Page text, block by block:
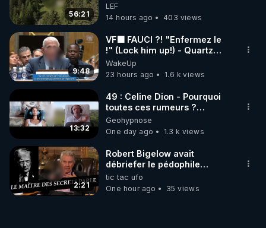
accompagnés…
56:21
survivre à la fin du monde
LEF
14 hours ago
403 views
9:48
VF🟩 FAUCI ?! "Enfermez le
!" (Lock him up!) - Quartz
Traduction
WakeUp
23 hours ago
1.6 k views
13:32
49 : Celine Dion - Pourquoi
toutes ces rumeurs ?
Enquête sous hypnose
Geohypnose
One day ago
1.3 k views
2:21
Robert Bigelow avait
débriefer le pédophile
génocidaire de donald j
trump
tic tac ufo
One hour ago
35 views